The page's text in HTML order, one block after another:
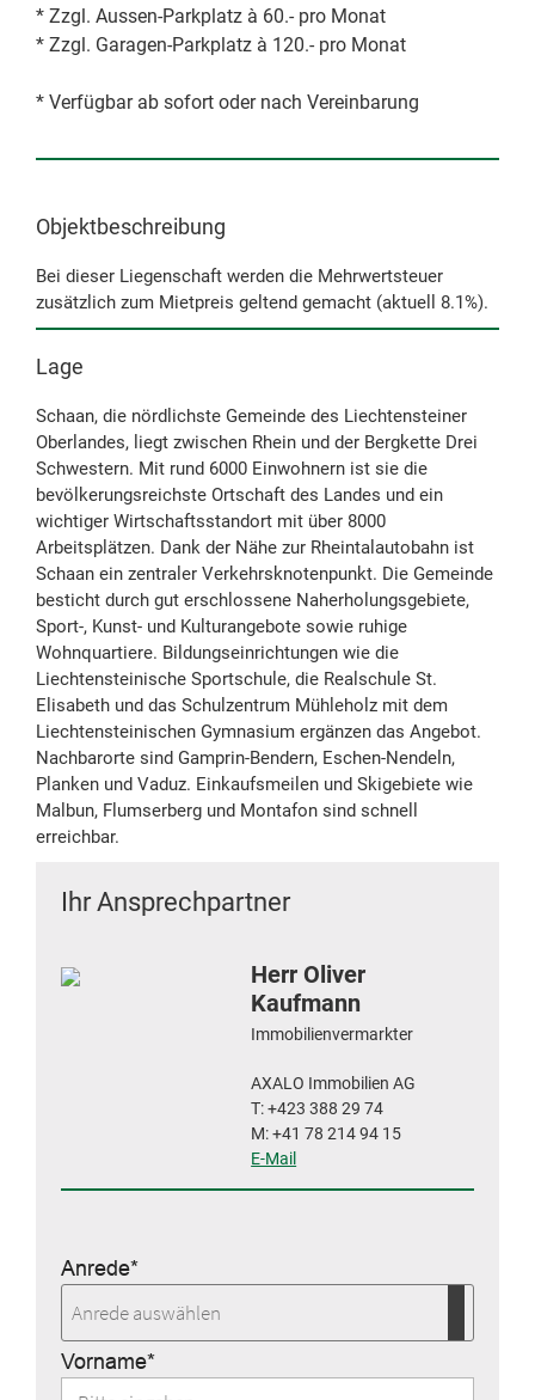
* Zzgl. Aussen-Parkplatz à 60.- pro Monat
* Zzgl. Garagen-Parkplatz à 120.- pro Monat
* Verfügbar ab sofort oder nach Vereinbarung
Objektbeschreibung
Bei dieser Liegenschaft werden die Mehrwertsteuer
zusätzlich zum Mietpreis geltend gemacht (aktuell 8.1%).
Lage
Schaan, die nördlichste Gemeinde des Liechtensteiner
Oberlandes, liegt zwischen Rhein und der Bergkette Drei
Schwestern. Mit rund 6000 Einwohnern ist sie die
bevölkerungsreichste Ortschaft des Landes und ein
wichtiger Wirtschaftsstandort mit über 8000
Arbeitsplätzen. Dank der Nähe zur Rheintalautobahn ist
Schaan ein zentraler Verkehrsknotenpunkt. Die Gemeinde
besticht durch gut erschlossene Naherholungsgebiete,
Sport-, Kunst- und Kulturangebote sowie ruhige
Wohnquartiere. Bildungseinrichtungen wie die
Liechtensteinische Sportschule, die Realschule St.
Elisabeth und das Schulzentrum Mühleholz mit dem
Liechtensteinischen Gymnasium ergänzen das Angebot.
Nachbarorte sind Gamprin-Bendern, Eschen-Nendeln,
Planken und Vaduz. Einkaufsmeilen und Skigebiete wie
Malbun, Flumserberg und Montafon sind schnell
erreichbar.
Ihr Ansprechpartner
Herr Oliver
Kaufmann
Immobilienvermarkter
AXALO Immobilien AG
T: +423 388 29 74
M: +41 78 214 94 15
E-Mail
Anrede*
Vorname*